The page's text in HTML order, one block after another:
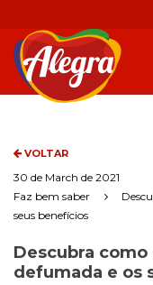
VOLTAR
30 de March de 2021
Faz bem saber
seus benefícios
Descubra
defumada e os